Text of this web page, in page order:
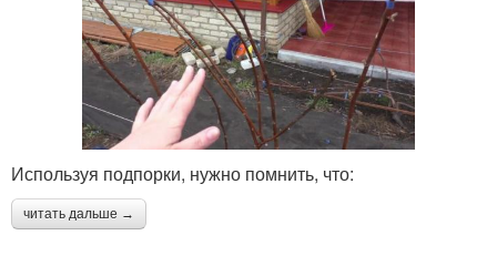
Используя подпорки, нужно помнить, что:
читать дальше →